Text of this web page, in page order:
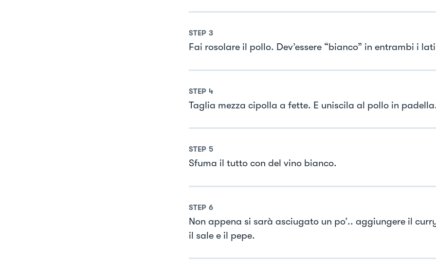
STEP 3
Fai rosolare il pollo. Dev’essere “bianco” in entrambi i
STEP 4
Taglia mezza cipolla a fette. E uniscila al pollo in
STEP 5
Sfuma il tutto con del vino bianco.
STEP 6
Non appena si sarà asciugato un po’.. aggiungere il
il sale e il pepe.